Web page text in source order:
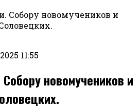
Собору новомучеников и
11:55
новомучеников и